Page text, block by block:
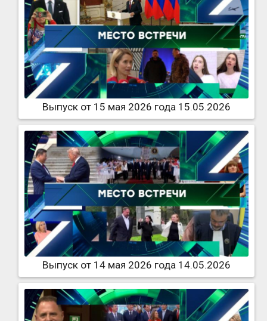
Выпуск от 15 мая 2026 года 15.05.2026
Выпуск от 14 мая 2026 года 14.05.2026